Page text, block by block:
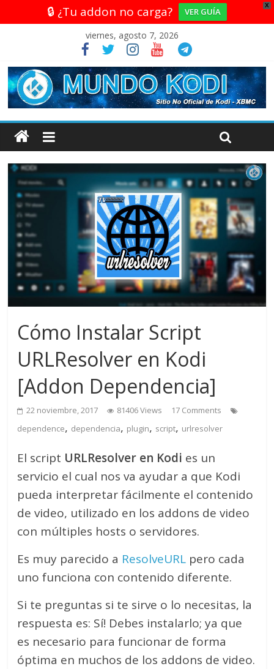
X
🔒 ¿Tu addon no carga? VER GUÍA
viernes, agosto 7, 2026
Cómo Instalar Script
URLResolver en Kodi
[Addon Dependencia]
22 noviembre, 2017 81406 Views
17 Comments
dependence, dependencia, plugin, script, urlresolver
El script URLResolver en Kodi es un
servicio el cual nos va ayudar a que Kodi
pueda interpretar fácilmente el contenido
de video, utilizado en los addons de video
con múltiples hosts o servidores.
Es muy parecido a ResolveURL pero cada
uno funciona con contenido diferente.
Si te preguntas si te sirve o lo necesitas, la
respuesta es: Sí! Debes instalarlo; ya que
es necesario para funcionar de forma
óptima en muchos de los addons de video.